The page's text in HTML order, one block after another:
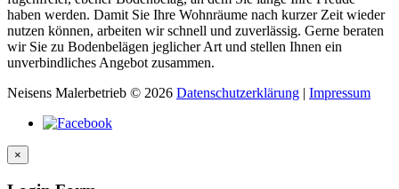
haben werden. Damit Sie Ihre Wohnräume nach kurzer Zeit wieder
nutzen können, arbeiten wir schnell und zuverlässig. Gerne beraten
wir Sie zu Bodenbelägen jeglicher Art und stellen Ihnen ein
unverbindliches Angebot zusammen.
Neisens Malerbetrieb © 2026 Datenschutzerklärung | Impressum
×